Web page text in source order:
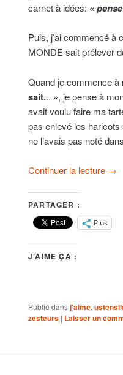
carnet à idées: «
Puis, j’ai commencé
MONDE sait prélever
Quand je commence
sait... », je pense à
avait voulu faire ma
pas enlevé les
ne l’avais pas noté
Continuer la lecture →
PARTAGER :
Plus
J’AIME ÇA :
Publié dansj'aime,
zesteurs | Laisser un